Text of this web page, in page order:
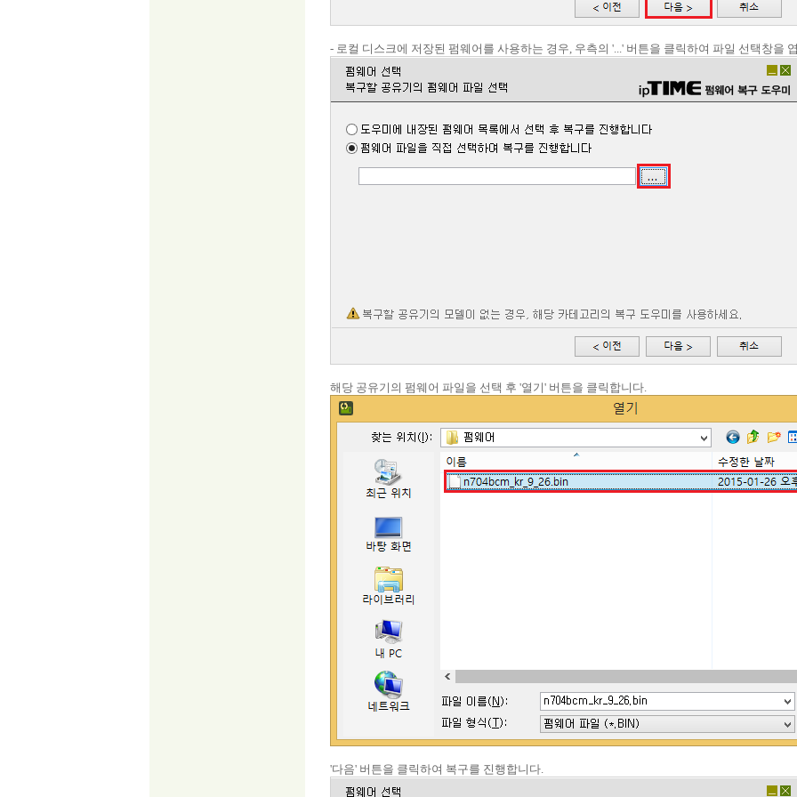
- 로컬 디스크에 저장된 펌웨어를 사용하는 경우, 우측의 '...' 버튼을 클릭하여 파일 선택창을
해당 공유기의 펌웨어 파일을 선택 후 '열기' 버튼을 클릭합니다.
'다음' 버튼을 클릭하여 복구를 진행합니다.